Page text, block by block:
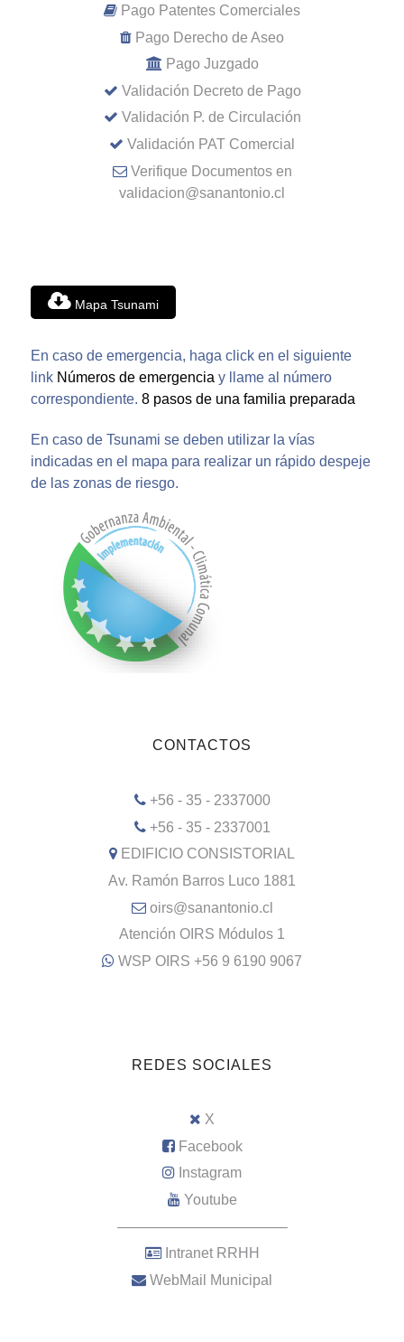
Pago Patentes Comerciales
Pago Derecho de Aseo
Pago Juzgado
Validación Decreto de Pago
Validación P. de Circulación
Validación PAT Comercial
Verifique Documentos en
validacion@sanantonio.cl
Mapa Tsunami
En caso de emergencia, haga click en el siguiente
link Números de emergencia y llame al número
correspondiente. 8 pasos de una familia preparada
En caso de Tsunami se deben utilizar la vías
indicadas en el mapa para realizar un rápido despeje
de las zonas de riesgo.
CONTACTOS
+56 - 35 - 2337000
+56 - 35 - 2337001
EDIFICIO CONSISTORIAL
Av. Ramón Barros Luco 1881
oirs@sanantonio.cl
Atención OIRS Módulos 1
WSP OIRS +56 9 6190 9067
REDES SOCIALES
X
Facebook
Instagram
Youtube
–––––––––––––––––––––
Intranet RRHH
WebMail Municipal